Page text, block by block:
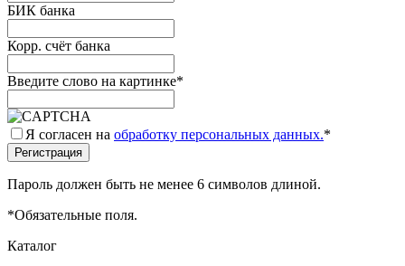
БИК банка
Корр. счёт банка
Введите слово на картинке*
Я согласен на обработку персональных данных.*
Пароль должен быть не менее 6 символов длиной.
*Обязательные поля.
Каталог